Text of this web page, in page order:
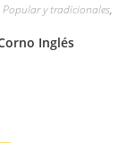
Popular y tradicionales,
Inglés